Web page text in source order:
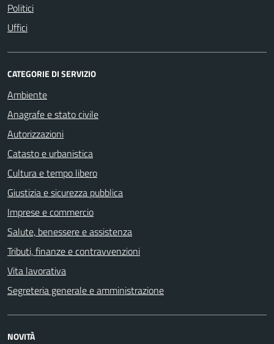
Politici
Uffici
CATEGORIE DI SERVIZIO
Ambiente
Anagrafe e stato civile
Autorizzazioni
Catasto e urbanistica
Cultura e tempo libero
Giustizia e sicurezza pubblica
Imprese e commercio
Salute, benessere e assistenza
Tributi, finanze e contravvenzioni
Vita lavorativa
Segreteria generale e amministrazione
NOVITÀ